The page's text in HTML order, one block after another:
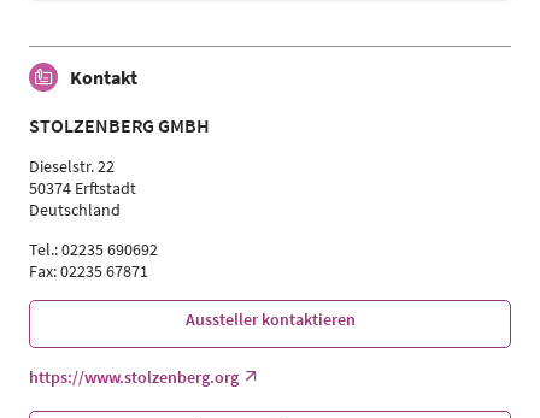
Kontakt
STOLZENBERG GMBH
Dieselstr. 22
50374 Erftstadt
Deutschland
Tel.: 02235 690692
Fax: 02235 67871
Aussteller kontaktieren
https://www.stolzenberg.org